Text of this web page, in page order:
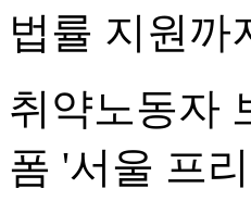
법률 지원까
취약노동자
폼 '서울 프